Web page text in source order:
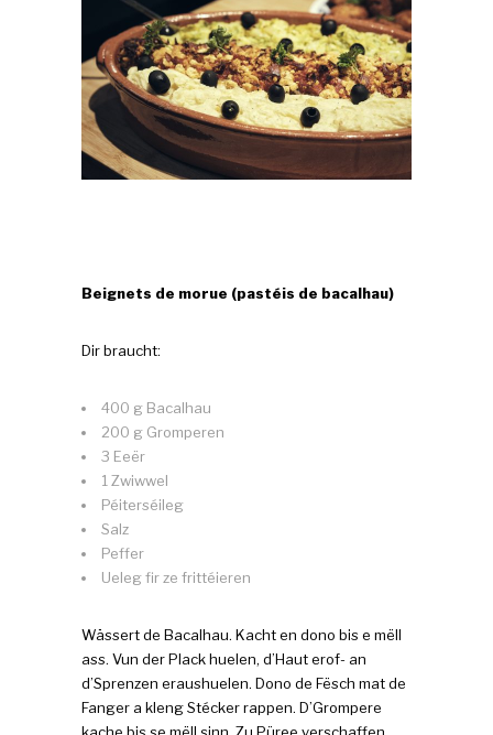
Beignets de morue (pastéis de bacalhau)
Dir braucht:
400 g Bacalhau
200 g Gromperen
3 Eeër
1 Zwiwwel
Péiterséileg
Salz
Peffer
Ueleg fir ze frittéieren
Wässert de Bacalhau. Kacht en dono bis e mëll
ass. Vun der Plack huelen, d’Haut erof- an
d’Sprenzen eraushuelen. Dono de Fësch mat de
Fanger a kleng Stécker rappen. D’Grompere